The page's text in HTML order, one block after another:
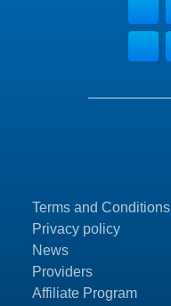
Terms and Conditions
Privacy policy
News
Providers
Affiliate Program